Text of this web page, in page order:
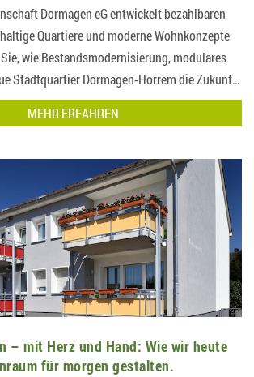
Dormagen eG entwickelt bezahlbaren
Quartiere und moderne Wohnkonzepte
wie Bestandsmodernisierung, modulares
Stadtquartier Dormagen-Horrem die Zukunft
des Wohnens in Dormagen…
MEHR ERFAHREN
– mit Herz und Hand: Wie wir heute
für morgen gestalten.